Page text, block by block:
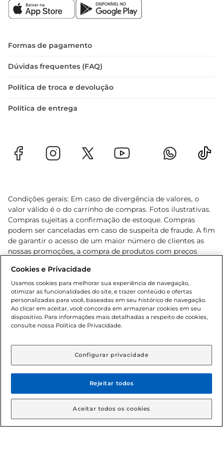
Formas de pagamento
Dúvidas frequentes (FAQ)
Política de troca e devolução
Política de entrega
Condições gerais: Em caso de divergência de valores, o
valor válido é o do carrinho de compras. Fotos ilustrativas.
Compras sujeitas a confirmação de estoque. Compras
podem ser canceladas em caso de suspeita de fraude. A fim
de garantir o acesso de um maior número de clientes as
nossas promoções, a compra de produtos com preços
cliente. Os preços, ofertas e condições são exclusivos para
o e-commerce e válidos durante o dia de hoje, podendo
sofrer alterações sem prévia notificação. Proibida a venda
de bebidas alcoólicas para menores de 18 anos, conforme
Lei n.º 8069/90, art. 81, inciso II (Estatuto da Criança e do
Adolescente). Preços e condições exclusivos para o
aviso prévio. O valor mínimo para as compras on-line é de
© 2026 Copyright. Todos os direitos
reservados Gbarbosa.
Cookies e Privacidade
Usamos cookies para melhorar sua experiência de navegação,
otimizar as funcionalidades do site, e trazer conteúdo e ofertas
personalizadas para você, baseadas em seu histórico de navegação.
Ao clicar em aceitar, você concorda em armazenar cookies em seu
dispositivo. Para informações mais detalhadas a respeito de cookies,
consulte nossa Política de Privacidade.
Configurar privacidade
Rejeitar todos
Aceitar todos os cookies